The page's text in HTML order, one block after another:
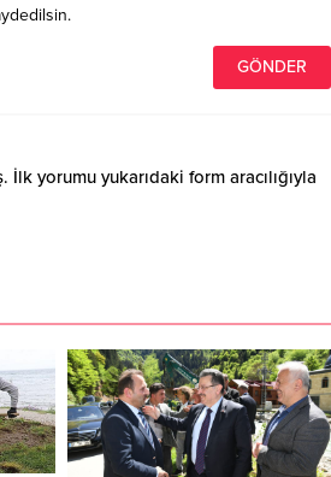
İlk yorumu yukarıdaki form aracılığıyla